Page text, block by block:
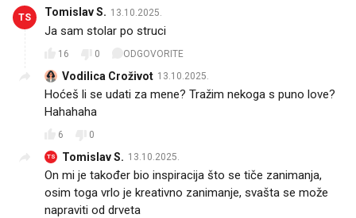
TS Tomislav S. 13.10.2025.
Ja sam stolar po struci
16 0 ODGOVORITE
Vodilica Croživot 13.10.2025.
Hoćeš li se udati za mene? Tražim nekoga s puno love?
Hahahaha
6 0
TS Tomislav S. 13.10.2025.
On mi je također bio inspiracija što se tiče zanimanja,
osim toga vrlo je kreativno zanimanje, svašta se može
napraviti od drveta